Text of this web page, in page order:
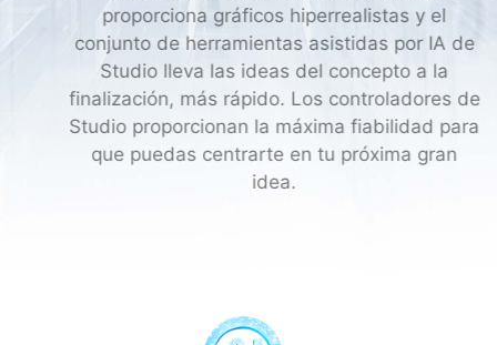
proporciona gráficos hiperrealistas y el
conjunto de herramientas asistidas por IA de
Studio lleva las ideas del concepto a la
finalización, más rápido. Los controladores de
Studio proporcionan la máxima fiabilidad para
que puedas centrarte en tu próxima gran
idea.